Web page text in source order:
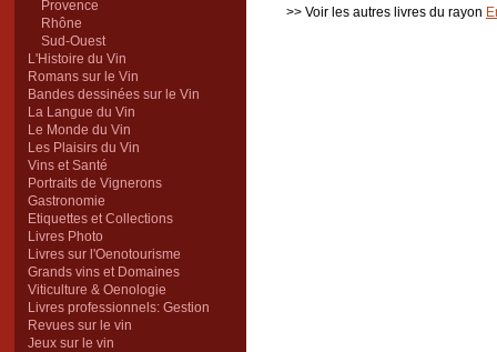
Provence
Rhône
Sud-Ouest
L'Histoire du Vin
Romans sur le Vin
Bandes dessinées sur le Vin
La Langue du Vin
Le Monde du Vin
Les Plaisirs du Vin
Vins et Santé
Portraits de Vignerons
Gastronomie
Etiquettes et Collections
Livres Photo
Livres sur l'Oenotourisme
Grands vins et Domaines
Viticulture & Oenologie
Livres professionnels: Gestion
Revues sur le vin
Jeux sur le vin
>> Voir les autres livres du rayon